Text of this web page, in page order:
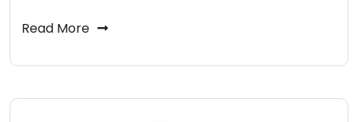
Read More